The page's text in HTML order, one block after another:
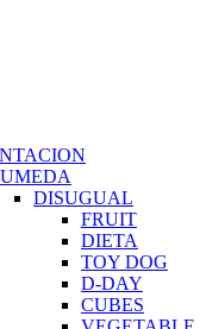
DISUGUAL
FRUIT
DIETA
TOY DOG
D-DAY
CUBES